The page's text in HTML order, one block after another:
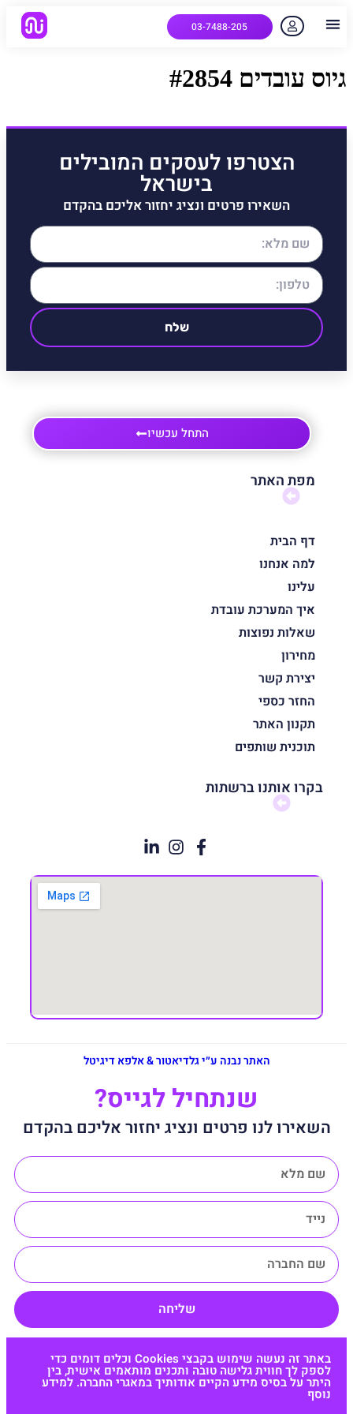
03-7488-205
גיוס עובדים #2854
הצטרפו לעסקים המובילים
בישראל
השאירו פרטים ונציג יחזור אליכם בהקדם
שלח
התחל עכשיו
מפת האתר
דף הבית
למה אנחנו
עלינו
איך המערכת עובדת
שאלות נפוצות
מחירון
יצירת קשר
החזר כספי
תקנון האתר
תוכנית שותפים
בקרו אותנו ברשתות
האתר נבנה ע״י גלדיאטור & אלפא דיגיטל
שנתחיל לגייס?
השאירו לנו פרטים ונציג יחזור אליכם בהקדם
שליחה
באתר זה נעשה שימוש בקבצי Cookies וכלים דומים כדי
לספק לך חווית גלישה טובה ותכנים מותאמים אישית, בין
היתר על בסיס מידע הקיים אודותיך במאגרי החברה. למידע
נוסף